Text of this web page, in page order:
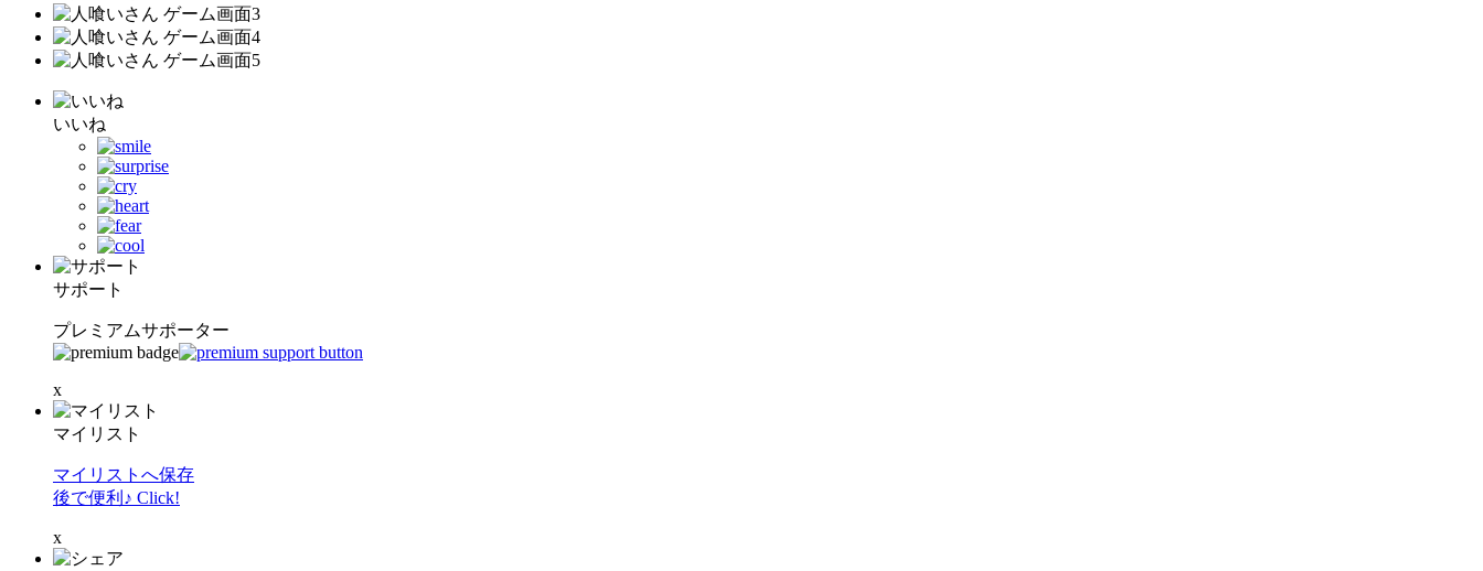
いいね
サポート
プレミアムサポーター
x
マイリスト
マイリストへ保存
後で便利♪ Click!
x